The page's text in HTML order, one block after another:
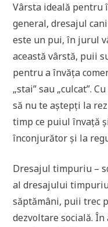
Vârsta ideală pentru
general, dresajul
este un pui, în jurul
această vârstă, puii
pentru a învăța
„stai” sau „culcat”.
să nu te aștepți la
timp ce puiul învață
înconjurător și la
Dresajul timpuriu –
al dresajului
săptămâni, puii trec
dezvoltare socială.